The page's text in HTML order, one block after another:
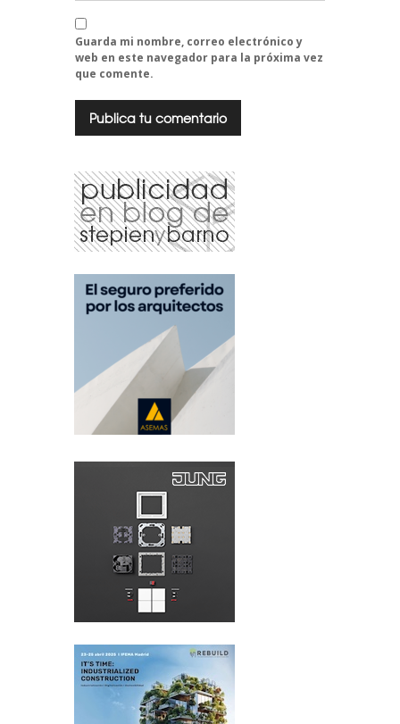
Guarda mi nombre, correo electrónico y
web en este navegador para la próxima vez
que comente.